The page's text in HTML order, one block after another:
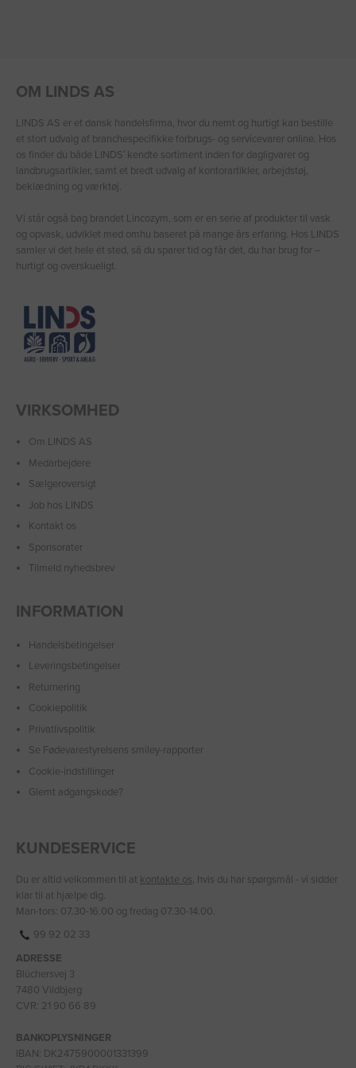
OM LINDS AS
LINDS AS er et dansk handelsfirma, hvor du nemt og hurtigt kan bestille
et stort udvalg af branchespecifikke forbrugs- og servicevarer online. Hos
os finder du både LINDS′ kendte sortiment inden for dagligvarer og
landbrugsartikler, samt et bredt udvalg af kontorartikler, arbejdstøj,
beklædning og værktøj.
Vi står også bag brandet Lincozym, som er en serie af produkter til vask
og opvask, udviklet med omhu baseret på mange års erfaring. Hos LINDS
samler vi det hele ét sted, så du sparer tid og får det, du har brug for –
hurtigt og overskueligt.
VIRKSOMHED
Om LINDS AS
Medarbejdere
Sælgeroversigt
Job hos LINDS
Kontakt os
Sponsorater
Tilmeld nyhedsbrev
INFORMATION
Handelsbetingelser
Leveringsbetingelser
Returnering
Cookiepolitik
Privatlivspolitik
Se Fødevarestyrelsens smiley-rapporter
Cookie-indstillinger
Glemt adgangskode?
KUNDESERVICE
Du er altid velkommen til at kontakte os, hvis du har spørgsmål - vi sidder
klar til at hjælpe dig.
Man-tors: 07.30-16.00 og fredag 07.30-14.00.
99 92 02 33
ADRESSE
Blüchersvej 3
7480 Vildbjerg
CVR: 21 90 66 89
BANKOPLYSNINGER
IBAN: DK2475900001331399